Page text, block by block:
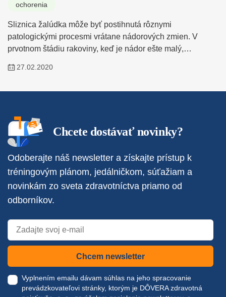
ochorenia
Sliznica žalúdka môže byť postihnutá rôznymi
patologickými procesmi vrátane nádorových zmien. V
prvotnom štádiu rakoviny, keď je nádor ešte malý,…
27.02.2020
Chcete dostávať novinky?
Odoberajte náš newsletter a získajte prístup k
tréningovým plánom, jedálničkom, súťažiam a
novinkám zo sveta zdravotníctva priamo od
odborníkov.
Chcem newsletter
Vyplnením emailu dávam súhlas na jeho spracovanie
prevádzkovateľovi stránky, ktorým je DÔVERA zdravotná